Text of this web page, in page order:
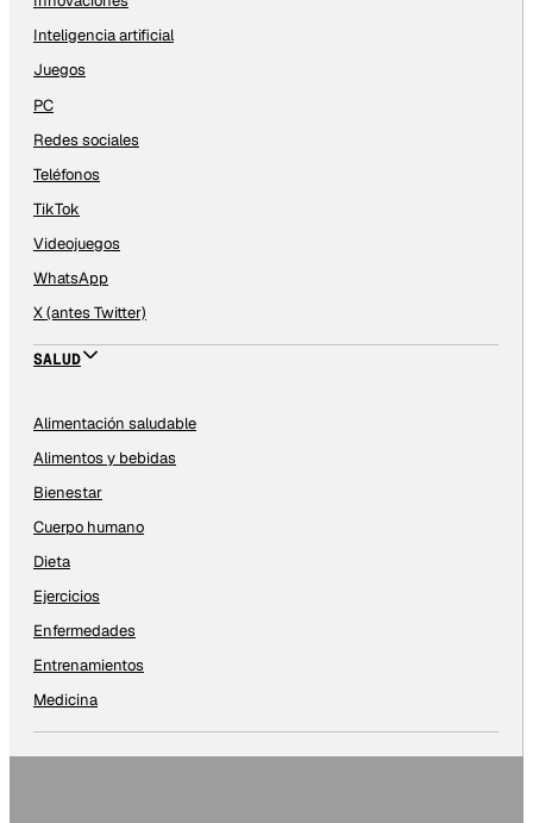
Inteligencia artificial
Juegos
PC
Redes sociales
Teléfonos
TikTok
Videojuegos
WhatsApp
X (antes Twitter)
SALUD
Alimentación saludable
Alimentos y bebidas
Bienestar
Cuerpo humano
Dieta
Ejercicios
Enfermedades
Entrenamientos
Medicina